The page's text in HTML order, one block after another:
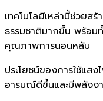
เทคโนโลยีเหล่านี้ช่วยส
ธรรมชาติมากขึ้น พร้อม
คุณภาพการนอนหลับ
ประโยชน์ของการใช้แส
อารมณ์ดีขึ้นและมีพลังง